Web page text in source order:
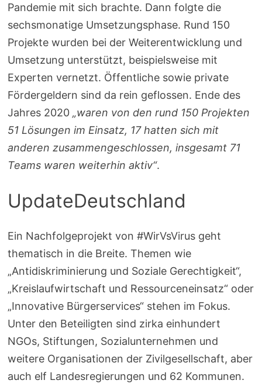
Pandemie mit sich brachte. Dann folgte die
sechsmonatige Umsetzungsphase. Rund 150
Projekte wurden bei der Weiterentwicklung und
Umsetzung unterstützt, beispielsweise mit
Experten vernetzt. Öffentliche sowie private
Fördergeldern sind da rein geflossen. Ende des
Jahres 2020„waren von den rund 150 Projekten
51 Lösungen im Einsatz, 17 hatten sich mit
anderen zusammengeschlossen, insgesamt 71
Teams waren weiterhin aktiv“.
UpdateDeutschland
Ein Nachfolgeprojekt von #WirVsVirus geht
thematisch in die Breite. Themen wie
„Antidiskriminierung und Soziale Gerechtigkeit“,
„Kreislaufwirtschaft und Ressourceneinsatz“ oder
„Innovative Bürgerservices“ stehen im Fokus.
Unter den Beteiligten sind zirka einhundert
NGOs, Stiftungen, Sozialunternehmen und
weitere Organisationen der Zivilgesellschaft, aber
auch elf Landesregierungen und 62 Kommunen.